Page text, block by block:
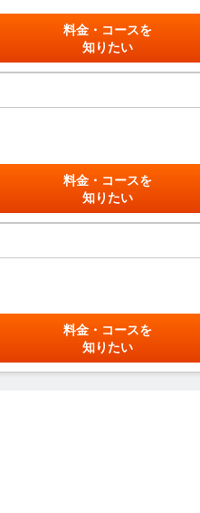
料金・コースを
知りたい
料金・コースを
知りたい
料金・コースを
知りたい